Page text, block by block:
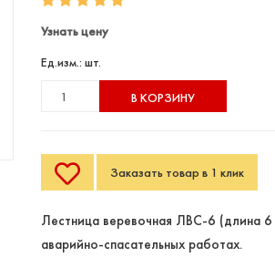
Узнать цену
Ед.изм.: шт.
В КОРЗИНУ
Заказать товар в 1 клик
Лестница веревочная ЛВС-6 (длина 6
аварийно-спасательных работах.